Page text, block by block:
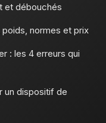
et débouchés
normes et prix
: les 4 erreurs qui
un dispositif de